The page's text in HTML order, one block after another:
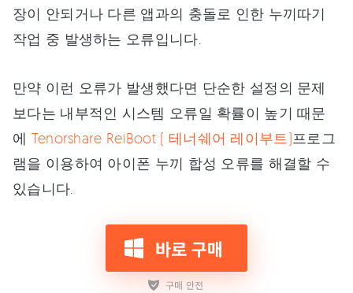
장이 안되거나 다른 앱과의 충돌로 인한 누끼따기
작업 중 발생하는 오류입니다.
만약 이런 오류가 발생했다면 단순한 설정의 문제
보다는 내부적인 시스템 오류일 확률이 높기 때문
에 Tenorshare ReiBoot ( 테너쉐어 레이부트)프로그
램을 이용하여 아이폰 누끼 합성 오류를 해결할 수
있습니다.